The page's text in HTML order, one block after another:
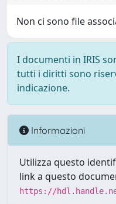
Non ci sono file
I documenti in IRIS
tutti i diritti sono
indicazione.
Informazioni
Utilizza questo
link a questo
https://